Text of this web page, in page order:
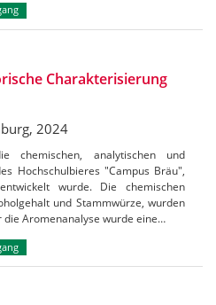
Charakterisierung
2024
chemischen, analytischen und
Hochschulbieres "Campus Bräu",
wurde. Die chemischen
und Stammwürze, wurden
die Aromenanalyse wurde eine…